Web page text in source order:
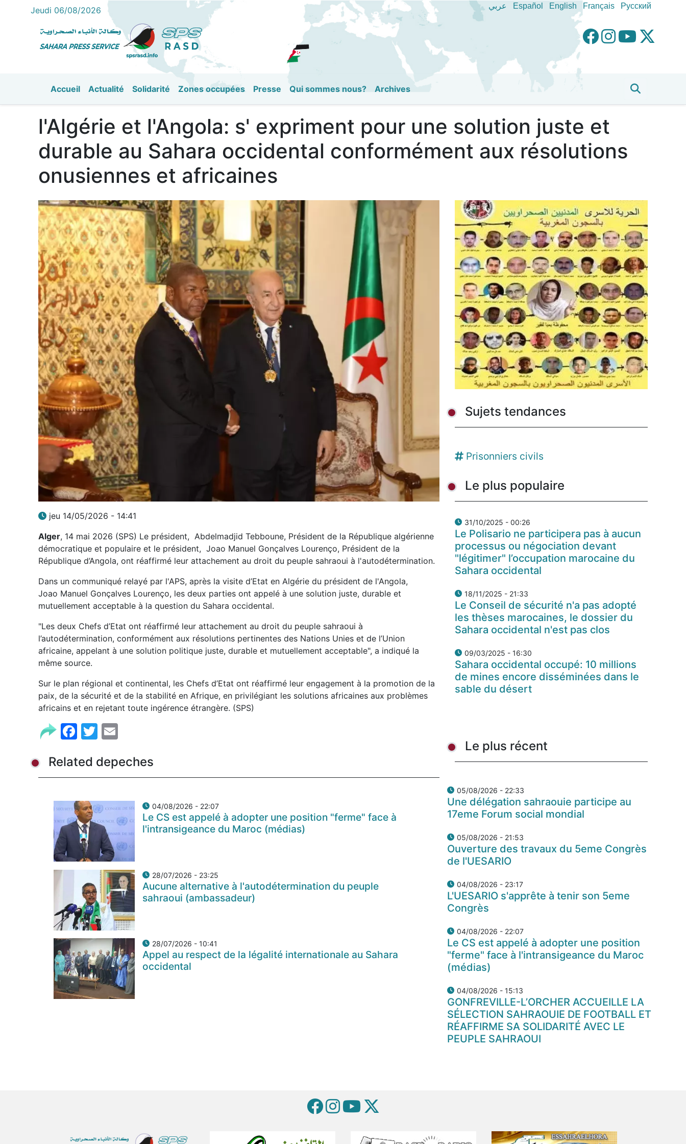
Aller
au
contenu
Jeudi 06/08/2026 عربي Español English Français Pусский
Accueil Actualité Solidarité Zones occupées Presse Qui sommes nous? Archives
l'Algérie et l'Angola: s' expriment pour une solution juste et
durable au Sahara occidental conformément aux résolutions
onusiennes et africaines
jeu 14/05/2026 - 14:41
Alger, 14 mai 2026 (SPS) Le président, Abdelmadjid Tebboune, Président de la République algérienne
démocratique et populaire et le président, Joao Manuel Gonçalves Lourenço, Président de la
République d’Angola, ont réaffirmé leur attachement au droit du peuple sahraoui à l'autodétermination.
Dans un communiqué relayé par l'APS, après la visite d’Etat en Algérie du président de l'Angola,
Joao Manuel Gonçalves Lourenço, les deux parties ont appelé à une solution juste, durable et
mutuellement acceptable à la question du Sahara occidental.
"Les deux Chefs d’Etat ont réaffirmé leur attachement au droit du peuple sahraoui à
l’autodétermination, conformément aux résolutions pertinentes des Nations Unies et de l’Union
africaine, appelant à une solution politique juste, durable et mutuellement acceptable", a indiqué la
même source.
Sur le plan régional et continental, les Chefs d’Etat ont réaffirmé leur engagement à la promotion de la
paix, de la sécurité et de la stabilité en Afrique, en privilégiant les solutions africaines aux problèmes
africains et en rejetant toute ingérence étrangère. (SPS)
Facebook
Twitter
Related depeches
04/08/2026 - 22:07
Le CS est appelé à adopter une position "ferme" face à
l'intransigeance du Maroc (médias)
28/07/2026 - 23:25
Aucune alternative à l'autodétermination du peuple
sahraoui (ambassadeur)
28/07/2026 - 10:41
Appel au respect de la légalité internationale au Sahara
occidental
Sujets tendances
Prisonniers civils
Le plus populaire
31/10/2025 - 00:26
Le Polisario ne participera pas à aucun
processus ou négociation devant
"légitimer" l’occupation marocaine du
Sahara occidental
18/11/2025 - 21:33
Le Conseil de sécurité n'a pas adopté
les thèses marocaines, le dossier du
Sahara occidental n'est pas clos
09/03/2025 - 16:30
Sahara occidental occupé: 10 millions
de mines encore disséminées dans le
sable du désert
Le plus récent
05/08/2026 - 22:33
Une délégation sahraouie participe au
17eme Forum social mondial
05/08/2026 - 21:53
Ouverture des travaux du 5eme Congrès
de l'UESARIO
04/08/2026 - 23:17
L'UESARIO s'apprête à tenir son 5eme
Congrès
04/08/2026 - 22:07
Le CS est appelé à adopter une position
"ferme" face à l'intransigeance du Maroc
(médias)
04/08/2026 - 15:13
GONFREVILLE-L’ORCHER ACCUEILLE LA
SÉLECTION SAHRAOUIE DE FOOTBALL ET
RÉAFFIRME SA SOLIDARITÉ AVEC LE
PEUPLE SAHRAOUI